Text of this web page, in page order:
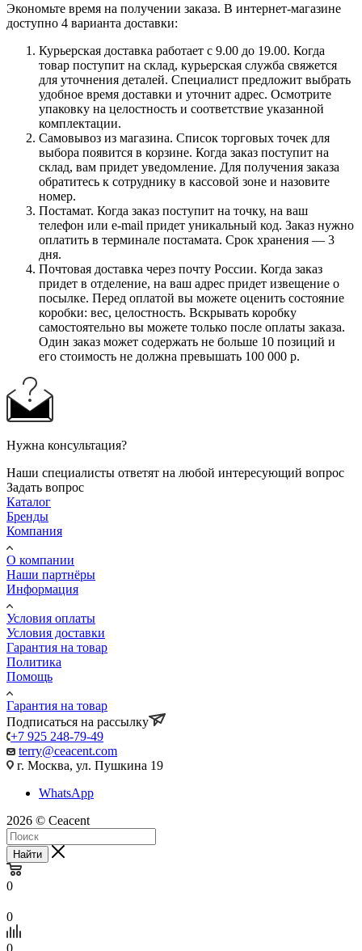
Экономьте время на получении заказа. В интернет-магазине
доступно 4 варианта доставки:
Курьерская доставка работает с 9.00 до 19.00. Когда
товар поступит на склад, курьерская служба свяжется
для уточнения деталей. Специалист предложит выбрать
удобное время доставки и уточнит адрес. Осмотрите
упаковку на целостность и соответствие указанной
комплектации.
Самовывоз из магазина. Список торговых точек для
выбора появится в корзине. Когда заказ поступит на
склад, вам придет уведомление. Для получения заказа
обратитесь к сотруднику в кассовой зоне и назовите
номер.
Постамат. Когда заказ поступит на точку, на ваш
телефон или e-mail придет уникальный код. Заказ нужно
оплатить в терминале постамата. Срок хранения — 3
дня.
Почтовая доставка через почту России. Когда заказ
придет в отделение, на ваш адрес придет извещение о
посылке. Перед оплатой вы можете оценить состояние
коробки: вес, целостность. Вскрывать коробку
самостоятельно вы можете только после оплаты заказа.
Один заказ может содержать не больше 10 позиций и
его стоимость не должна превышать 100 000 р.
Нужна консультация?
Наши специалисты ответят на любой интересующий вопрос
Задать вопрос
Каталог
Бренды
Компания
О компании
Наши партнёры
Информация
Условия оплаты
Условия доставки
Гарантия на товар
Политика
Помощь
Гарантия на товар
Подписаться на рассылку
+7 925 248-79-49
terry@ceacent.com
г. Москва, ул. Пушкина 19
WhatsApp
2026 © Сeacent
Найти
0
0
0